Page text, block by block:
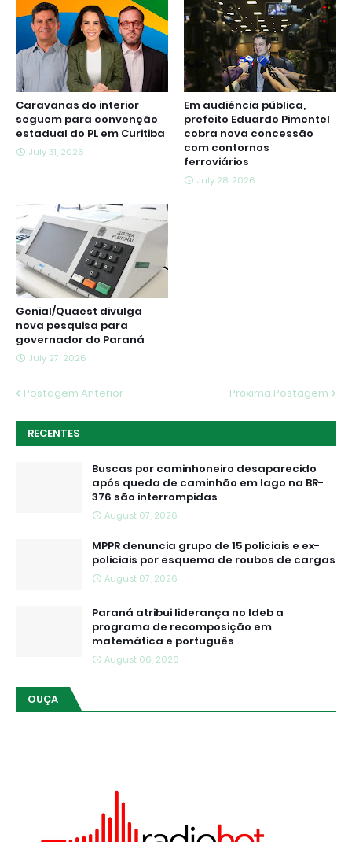
Caravanas do interior
seguem para convenção
estadual do PL em Curitiba
July 31, 2026
Em audiência pública,
prefeito Eduardo Pimentel
cobra nova concessão
com contornos
ferroviários
July 28, 2026
Genial/Quaest divulga
nova pesquisa para
governador do Paraná
July 27, 2026
Postagem Anterior Próxima Postagem
RECENTES
Buscas por caminhoneiro desaparecido
após queda de caminhão em lago na BR-
376 são interrompidas
August 07, 2026
MPPR denuncia grupo de 15 policiais e ex-
policiais por esquema de roubos de cargas
August 07, 2026
Paraná atribui liderança no Ideb a
programa de recomposição em
matemática e português
August 06, 2026
OUÇA